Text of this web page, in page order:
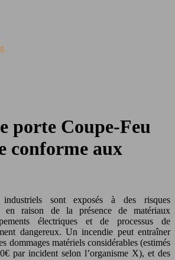
porte Coupe-Feu
conforme aux
industriels sont exposés à des risques
en raison de la présence de matériaux
électriques et de processus de
dangereux. Un incendie peut entraîner
dommages matériels considérables (estimés
par incident selon l’organisme X), et des